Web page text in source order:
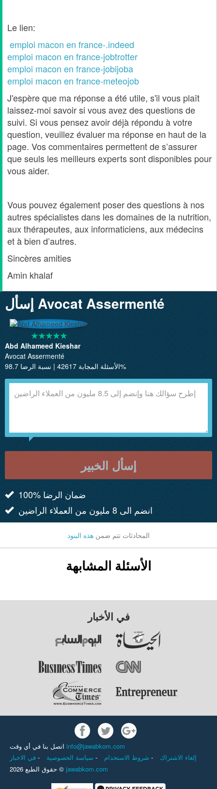
Le lien:
emploi macon en france-.indeed
emploi macon en france-jobtrotter
emploi macon en france-jobijoba
emploi macon en france-meteojob
J'espère que ma réponse a été utile, s'il vous plaît
laissez-moi savoir si vous avez des questions de
suivi. Si vous pensez avoir déjà répondu à votre
question, veuillez évaluer ma réponse en haut de la
page. Vos commentaires permettent de s’assurer
que seuls les meilleurs experts sont disponibles pour
vous aider.
Vous pouvez également poser des questions à nos
autres spécialistes dans les domaines de la nutrition,
aux thérapeutes, aux informaticiens, aux médecins
et à bien d’autres.
Sincères amities
Amin khalaf
إسأل Avocat Assermenté
Abd Alhameed Kieshar
Avocat Assermenté
الأسئلة المجابة 42617 | نسبة الرضا 98.7%
إسأل الخبير
100% ضمان الرضا
انضم الى 8 مليون من العملاء الراضين
المحادثات تتم ضمن هذه البنود
الأسئلة المشابهة
في الأخبار
info@jawabkom.com
- - -
إلغاء الاشتراك
حقوق الطبع 2026 © jawabkom.com